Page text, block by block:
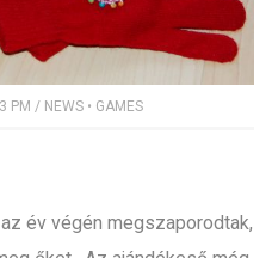
PM / NEWS • GAMES
év végén megszaporodtak,